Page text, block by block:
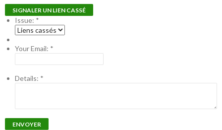
SIGNALER UN LIEN CASSÉ
Issue: *
Your Email: *
Details: *
ENVOYER